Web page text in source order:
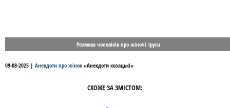
Розмова чоловіків про жіночі труси
09-08-2025 | Анекдоти про жінок «Анекдоти козацькі»
СХОЖЕ ЗА ЗМІСТОМ: